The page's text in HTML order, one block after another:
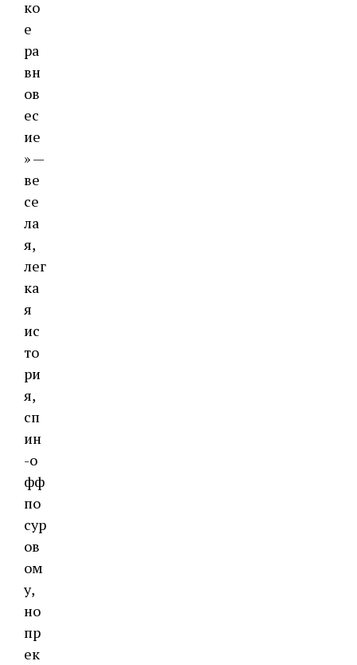
ко
е
ра
вн
ов
ес
ие
» —
ве
се
ла
я,
лег
ка
я
ис
то
ри
я,
сп
ин
-о
фф
по
сур
ов
ом
у,
но
пр
ек